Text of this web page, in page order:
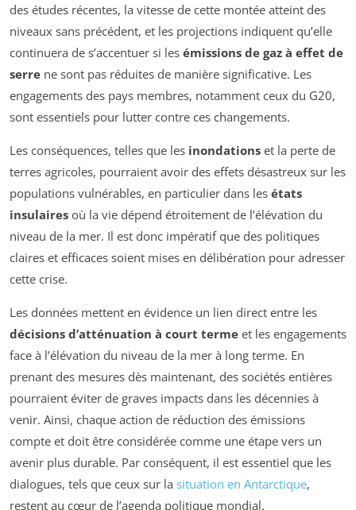
des études récentes, la vitesse de cette montée atteint des
niveaux sans précédent, et les projections indiquent qu’elle
continuera de s’accentuer si les émissions de gaz à effet de
serre ne sont pas réduites de manière significative. Les
engagements des pays membres, notamment ceux du G20,
sont essentiels pour lutter contre ces changements.
Les conséquences, telles que les inondations et la perte de
terres agricoles, pourraient avoir des effets désastreux sur les
populations vulnérables, en particulier dans les états
insulaires où la vie dépend étroitement de l’élévation du
niveau de la mer. Il est donc impératif que des politiques
claires et efficaces soient mises en délibération pour adresser
cette crise.
Les données mettent en évidence un lien direct entre les
décisions d’atténuation à court terme et les engagements
face à l’élévation du niveau de la mer à long terme. En
prenant des mesures dès maintenant, des sociétés entières
pourraient éviter de graves impacts dans les décennies à
venir. Ainsi, chaque action de réduction des émissions
compte et doit être considérée comme une étape vers un
avenir plus durable. Par conséquent, il est essentiel que les
dialogues, tels que ceux sur la situation en Antarctique,
restent au cœur de l’agenda politique mondial.